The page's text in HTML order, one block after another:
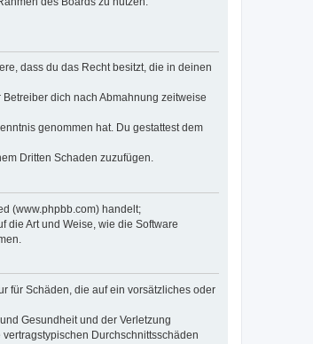
dass du das Recht besitzt, die in deinen
dich nach Abmahnung zeitweise
genommen hat. Du gestattest dem
Dritten Schaden zuzufügen.
(www.phpbb.com) handelt;
die Art und Weise, wie die Software
für Schäden, die auf ein vorsätzliches oder
Gesundheit und der Verletzung
Durchschnittsschäden